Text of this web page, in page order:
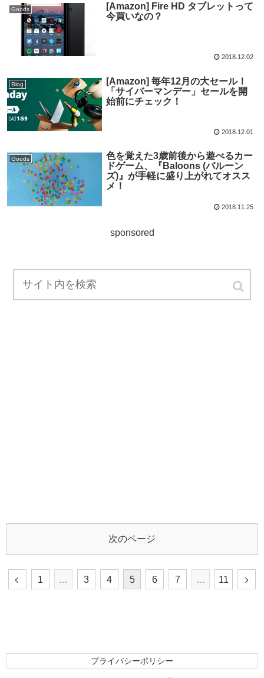
Goods
[Amazon] Fire HD タブレットって
今買いなの？
2018.12.02
Blog
[Amazon] 毎年12月の大セール！
「サイバーマンデー」セールを開
始前にチェック！
2018.12.01
Goods
色を覚えた3歳前後から遊べるカー
ドゲーム、『Baloons (バルーン
ズ)』が手軽に盛り上がれてオスス
メ！
2018.11.25
sponsored
次のページ
1 … 3 4 5 6 7 … 11
プライバシーポリシー